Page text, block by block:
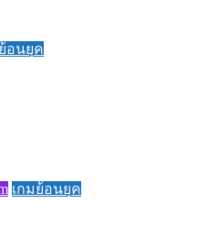
อนยุค
เกมย้อนยุค